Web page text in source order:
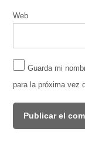
Web
Guarda mi
para la próxima vez